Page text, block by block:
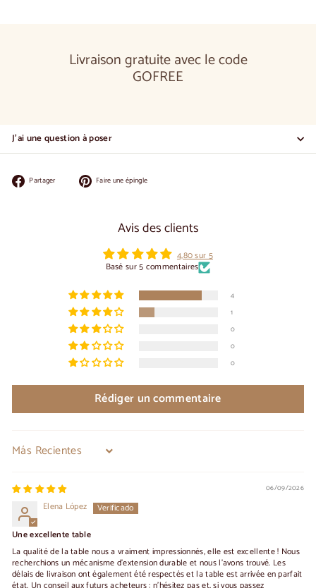
Livraison gratuite avec le code
GOFREE
J'ai une question à poser
Partager PartagerFaire une épingle
Avis des clients
4,80 sur 5
Basé sur 5 commentaires
4
1
0
0
0
Rédiger un commentaire
Sort by
06/09/2026
Elena López
Une excellente table
La qualité de la table nous a vraiment impressionnés, elle est excellente ! Nous
recherchions un mécanisme d'extension durable et nous l'avons trouvé. Les
délais de livraison ont également été respectés et la table est arrivée en parfait
état. Un conseil aux futurs acheteurs : n'hésitez pas et, si vous passez